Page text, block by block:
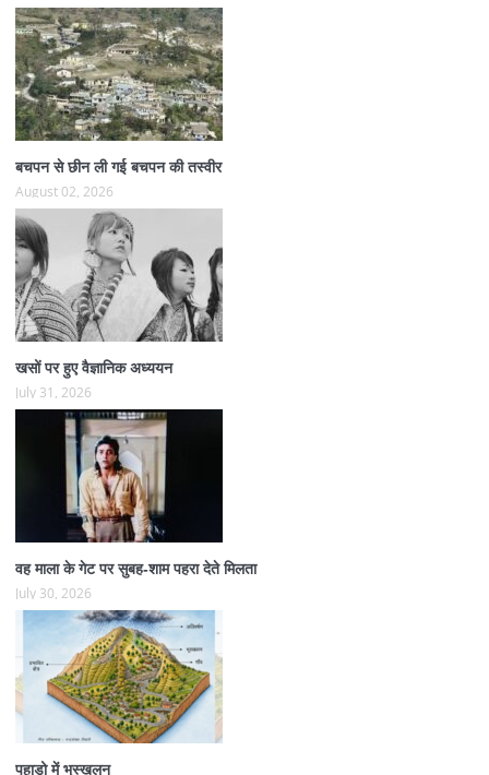
बचपन से छीन ली गई बचपन की तस्वीर
August 02, 2026
खसों पर हुए वैज्ञानिक अध्ययन
July 31, 2026
वह माला के गेट पर सुबह-शाम पहरा देते मिलता
July 30, 2026
पहाड़ो में भूस्खलन